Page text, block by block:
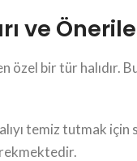
ve
özel bir tür
temiz tutmak